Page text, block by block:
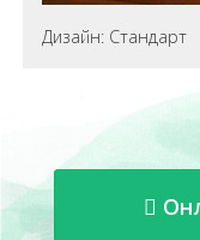
Дизайн: Стандарт